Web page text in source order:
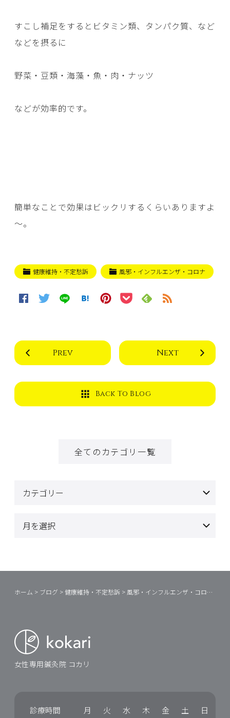
すこし補足をするとビタミン類、タンパク質、など
などを摂るに
野菜・豆類・海藻・魚・肉・ナッツ
などが効率的です。
簡単なことで効果はビックリするくらいありますよ
～。
健康維持・不定愁訴 風邪・インフルエンザ・コロナ
Prev Next
Back To Blog
全てのカテゴリ一覧
ホーム > ブログ >健康維持・不定愁訴 > 風邪・インフルエンザ・コロナ
女性専用鍼灸院 コカリ
診療時間 月 火 水 木 金 土 日